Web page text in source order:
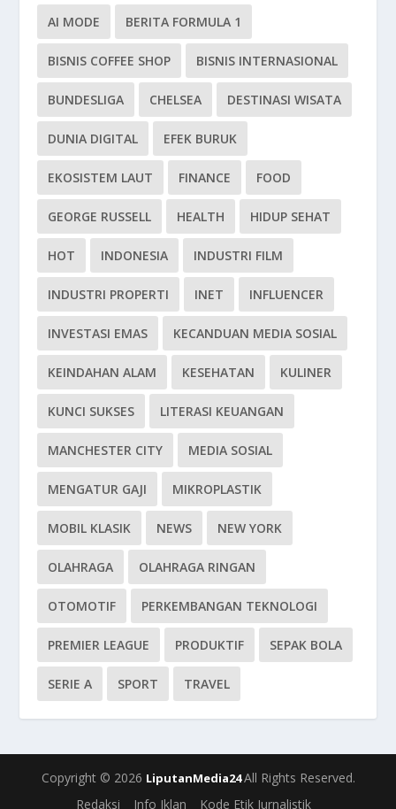
AI MODE BERITA FORMULA 1
BISNIS COFFEE SHOP BISNIS INTERNASIONAL
BUNDESLIGA CHELSEA DESTINASI WISATA
DUNIA DIGITAL EFEK BURUK
EKOSISTEM LAUT FINANCE FOOD
GEORGE RUSSELL HEALTH HIDUP SEHAT
HOT INDONESIA INDUSTRI FILM
INDUSTRI PROPERTI INET INFLUENCER
INVESTASI EMAS KECANDUAN MEDIA SOSIAL
KEINDAHAN ALAM KESEHATAN KULINER
KUNCI SUKSES LITERASI KEUANGAN
MANCHESTER CITY MEDIA SOSIAL
MENGATUR GAJI MIKROPLASTIK
MOBIL KLASIK NEWS NEW YORK
OLAHRAGA OLAHRAGA RINGAN
OTOMOTIF PERKEMBANGAN TEKNOLOGI
PREMIER LEAGUE PRODUKTIF SEPAK BOLA
SERIE A SPORT TRAVEL
Copyright © 2026 LiputanMedia24All Rights Reserved.
Redaksi
Info Iklan Kode Etik Jurnalistik